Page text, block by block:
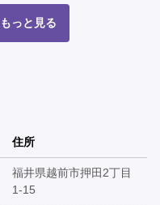
っと見る
住所
福井県越前市押田2丁目
1-15